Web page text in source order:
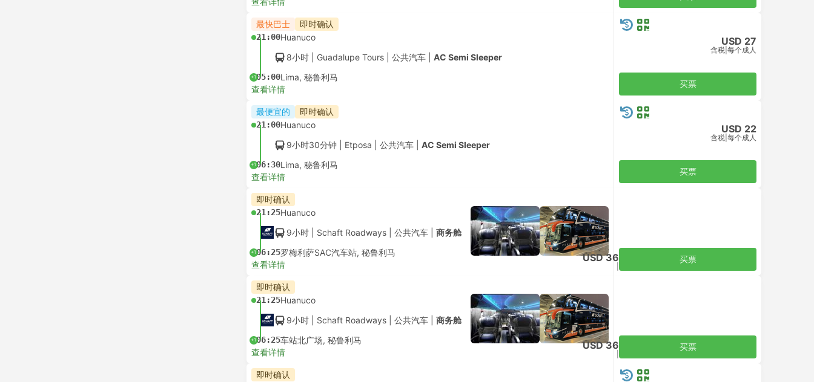
最快巴士 即时确认
21:00Huanuco
8小时 | Guadalupe Tours 公共汽车 AC Semi Sleeper
+105:00Lima, 秘鲁利马
查看详情
USD 27
含税 每个成人
买票
最便宜的 即时确认
21:00Huanuco
9小时30分钟 | Etposa 公共汽车 AC Semi Sleeper
+106:30Lima, 秘鲁利马
查看详情
USD 22
含税 每个成人
买票
即时确认
21:25Huanuco
9小时 | Schaft Roadways 公共汽车 商务舱
+106:25罗梅利萨SAC汽车站, 秘鲁利马
查看详情
USD 36 买票
即时确认
21:25Huanuco
9小时 | Schaft Roadways 公共汽车 商务舱
+106:25车站北广场, 秘鲁利马
查看详情
USD 36 买票
即时确认